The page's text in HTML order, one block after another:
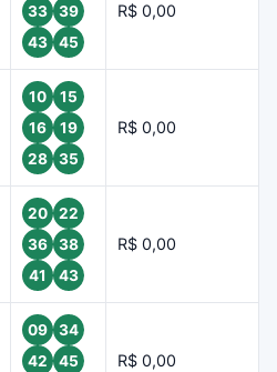
33
39
43
45
R$ 0,00
10
15
16
19
28
35
R$ 0,00
20
22
36
38
41
43
R$ 0,00
09
34
42
45
R$ 0,00